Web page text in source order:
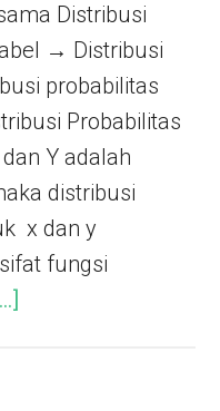
Distribusi
→ Distribusi
probabilitas
Probabilitas
Y adalah
distribusi
x dan y
fungsi